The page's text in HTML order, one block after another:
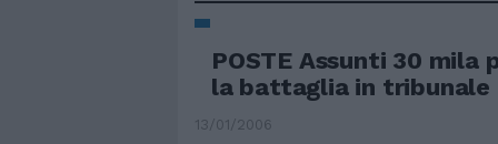
POSTE Assunti 30 mila
la battaglia in tribunale
13/01/2006